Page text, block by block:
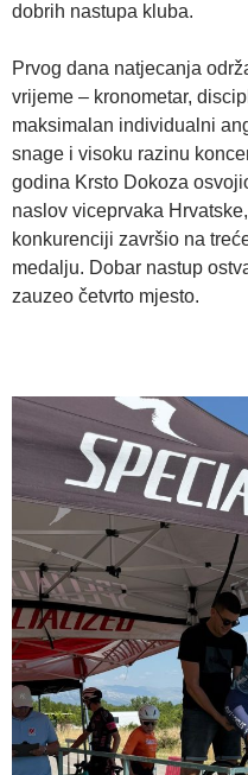
dobrih nastupa kluba.
Prvog dana natjecanja
vrijeme – kronometar,
maksimalan individualni
snage i visoku razinu
godina Krsto Dokoza
naslov viceprvaka
konkurenciji završio na
medalju. Dobar nastup
zauzeo četvrto mjesto.